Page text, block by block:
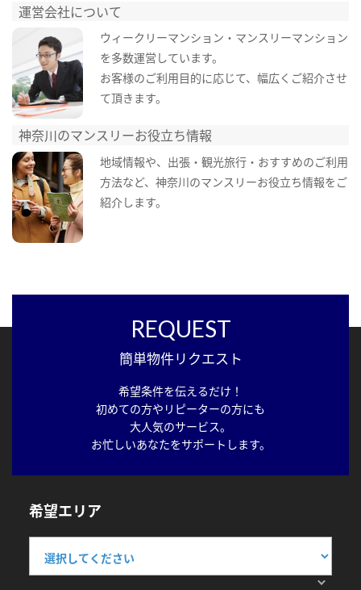
運営会社について
ウィークリーマンション・マンスリーマンション
を多数運営しています。
お客様のご利用目的に応じて、幅広くご紹介させ
て頂きます。
神奈川のマンスリーお役立ち情報
地域情報や、出張・観光旅行・おすすめのご利用
方法など、神奈川のマンスリーお役立ち情報をご
紹介します。
REQUEST
簡単物件リクエスト
希望条件を伝えるだけ！
初めての方やリピーターの方にも
大人気のサービス。
お忙しいあなたをサポートします。
希望エリア